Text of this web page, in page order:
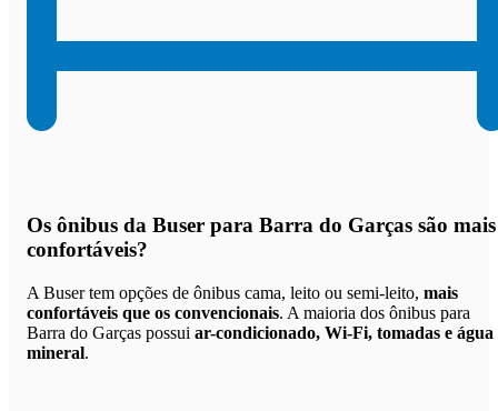
Os ônibus da Buser para Barra do Garças são mais
confortáveis?
A Buser tem opções de ônibus cama, leito ou semi-leito, mais
confortáveis que os convencionais. A maioria dos ônibus para
Barra do Garças possui ar-condicionado, Wi-Fi, tomadas e água
mineral.